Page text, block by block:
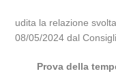
udita la relazione
08/05/2024 dal
Prova della